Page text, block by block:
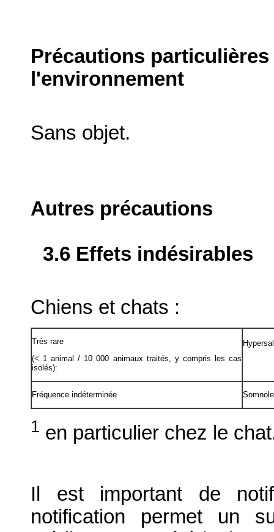
Précautions
l'environnement
Sans objet.
Autres précautions
3.6 Effets indésirables
Chiens et chats :
Très rare
(< 1 animal / 10 000 animaux traités, y compris les cas
isolés):
Fréquence indéterminée
1 en particulier chez le
Il est important de
notification permet un